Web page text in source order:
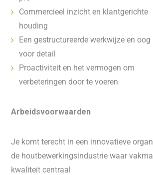
Commercieel inzicht en klantgerichte
houding
Een gestructureerde werkwijze en oog
voor detail
Proactiviteit en het vermogen om
verbeteringen door te voeren
Arbeidsvoorwaarden
Je komt terecht in een innovatieve
de houtbewerkingsindustrie waar
kwaliteit centraal